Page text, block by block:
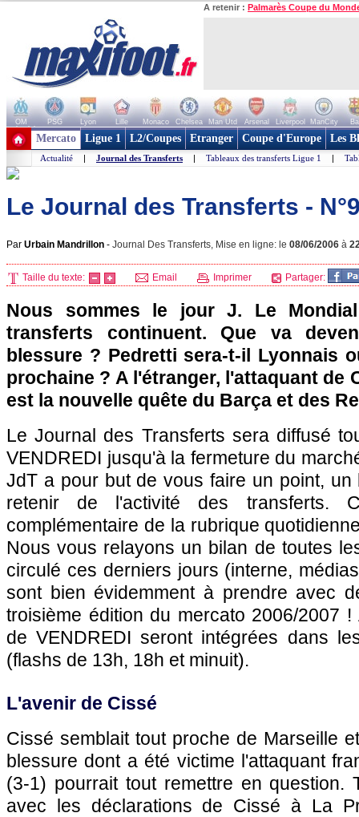
A retenir : Palmarès Coupe du
OM PSG Lyon Lille Monaco Chelsea Man Utd Arsenal Liverpool ManCity
+ de clubs
Mercato Ligue 1 L2/Coupes Etranger Coupe d'Europe Les
Actualité | Journal des Transferts | Tableaux des transferts Ligue 1 |
Le Journal des Transferts -
Par Urbain Mandrillon - Journal Des Transferts, Mise en ligne: le 08/06/2006 à
Taille du texte: Email Imprimer Partager:
Nous sommes le jour J. Le
transferts continuent. Que va
blessure ? Pedretti sera-t-il Lyonnais
prochaine ? A l'étranger, l'attaquant de
est la nouvelle quête du Barça et des
Le Journal des Transferts sera diffusé
VENDREDI jusqu'à la fermeture du
JdT a pour but de vous faire un point, un
retenir de l'activité des transferts.
complémentaire de la rubrique
Nous vous relayons un bilan de toutes
circulé ces derniers jours (interne,
sont bien évidemment à prendre avec
troisième édition du mercato 2006/2007
de VENDREDI seront intégrées dans
(flashs de 13h, 18h et minuit).
L'avenir de Cissé
Cissé semblait tout proche de Marseille
blessure dont a été victime l'attaquant
(3-1) pourrait tout remettre en question.
avec les déclarations de Cissé à La